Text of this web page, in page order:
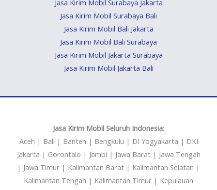
Jasa Kirim Mobil Surabaya Jakarta
Jasa Kirim Mobil Surabaya Bali
Jasa Kirim Mobil Bali Jakarta
Jasa Kirim Mobil Bali Surabaya
Jasa Kirim Mobil Jakarta Surabaya
Jasa Kirim Mobil Jakarta Bali
Jasa Kirim Mobil Seluruh Indonesia:
Aceh | Bali | Banten | Bengkulu | DI Yogyakarta | DKI
Jakarta | Gorontalo | Jambi | Jawa Barat | Jawa Tengah
| Jawa Timur | Kalimantan Barat | Kalimantan Selatan |
Kalimantan Tengah | Kalimantan Timur | Kepulauan